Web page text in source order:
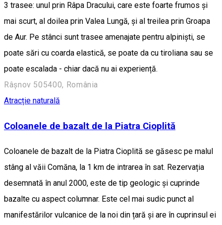
3 trasee: unul prin Râpa Dracului, care este foarte frumos și
mai scurt, al doilea prin Valea Lungă, și al treilea prin Groapa
de Aur. Pe stânci sunt trasee amenajate pentru alpiniști, se
poate sări cu coarda elastică, se poate da cu tiroliana sau se
poate escalada - chiar dacă nu ai experiență.
Râșnov 505400, România
Atracție naturală
Coloanele de bazalt de la Piatra Cioplită
Coloanele de bazalt de la Piatra Cioplită se găsesc pe malul
stâng al văii Comăna, la 1 km de intrarea în sat. Rezervația
desemnată în anul 2000, este de tip geologic și cuprinde
bazalte cu aspect columnar. Este cel mai sudic punct al
manifestărilor vulcanice de la noi din țară și are în cuprinsul ei